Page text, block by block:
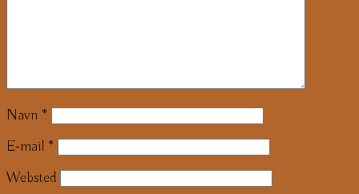
Navn *
E-mail *
Websted